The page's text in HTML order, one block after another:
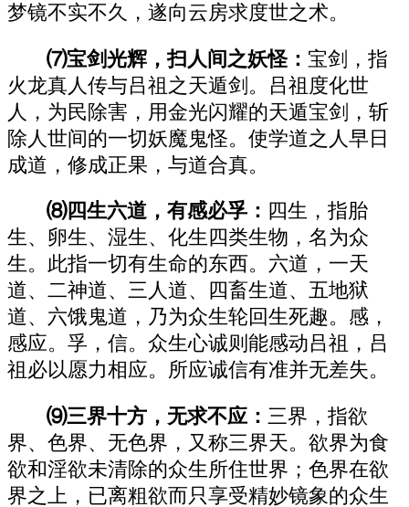
梦镜不实不久，遂向云房求度世之术。
⑺宝剑光辉，扫人间之妖怪： 宝剑，指
火龙真人传与吕祖之天遁剑。吕祖度化世
人，为民除害，用金光闪耀的天遁宝剑，斩
除人世间的一切妖魔鬼怪。使学道之人早日
成道，修成正果，与道合真。
⑻四生六道，有感必孚： 四生，指胎
生、卵生、湿生、化生四类生物，名为众
生。此指一切有生命的东西。六道，一天
道、二神道、三人道、四畜生道、五地狱
道、六饿鬼道，乃为众生轮回生死趣。感，
感应。孚，信。众生心诚则能感动吕祖，吕
祖必以愿力相应。所应诚信有准并无差失。
⑼三界十方，无求不应： 三界，指欲
界、色界、无色界，又称三界天。欲界为食
欲和淫欲未清除的众生所住世界；色界在欲
界之上，已离粗欲而只享受精妙镜象的众生